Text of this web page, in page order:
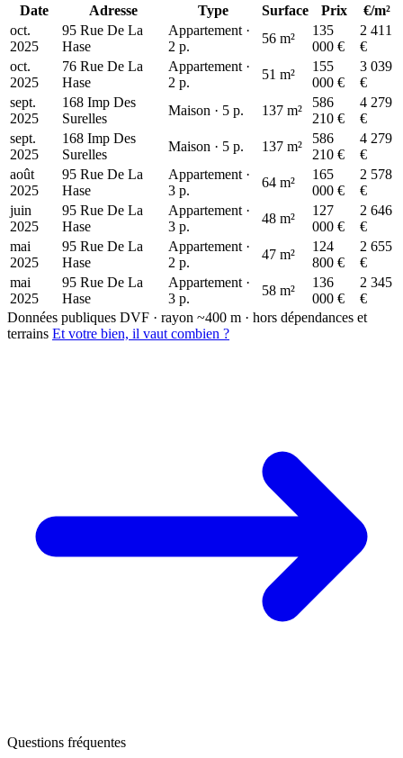
Date Adresse Type Surface Prix
€/m²
oct.
2025
95 Rue De La
Hase
Appartement ·
2 p.
56 m²
135
000 €
2 411
€
oct.
2025
76 Rue De La
Hase
Appartement ·
2 p.
51 m²
155
000 €
3 039
€
sept.
2025
168 Imp Des
Surelles
Maison · 5 p. 137 m²
586
210 €
4 279
€
sept.
2025
168 Imp Des
Surelles
Maison · 5 p. 137 m²
586
210 €
4 279
€
août
2025
95 Rue De La
Hase
Appartement ·
3 p.
64 m²
165
000 €
2 578
€
juin
2025
95 Rue De La
Hase
Appartement ·
3 p.
48 m²
127
000 €
2 646
€
mai
2025
95 Rue De La
Hase
Appartement ·
2 p.
47 m²
124
800 €
2 655
€
mai
2025
95 Rue De La
Hase
Appartement ·
3 p.
58 m²
136
000 €
2 345
€
Données publiques DVF · rayon ~400 m · hors dépendances et
terrains Et votre bien, il vaut combien ?
Questions fréquentes